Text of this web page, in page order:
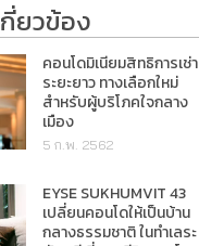
ยวข้อง
คอนโดมิเนียมสิทธิการเช่า
ระยะยาว ทางเลือกใหม่
สำหรับผู้บริโภคใจกลาง
เมือง
5 ก.พ. 2562
EYSE SUKHUMVIT 43
เปลี่ยนคอนโดให้เป็นบ้าน
กลางธรรมชาติ ในทำเลระ